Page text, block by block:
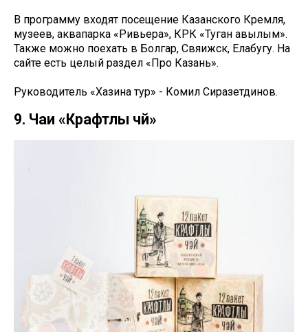
В программу входят посещение Казанского Кремля,
музеев, аквапарка «Ривьера», КРК «Туган авылым».
Также можно поехать в Болгар, Свяижск, Елабугу. На
сайте есть целый раздел «Про Казань».
Руководитель «Хазина тур» - Комил Сиразетдинов.
9. Чаи «Крафтлы чәй»